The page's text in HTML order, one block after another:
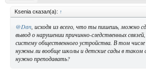
Ksenia сказал(а): ↑
@Dan , исходя из всего, что ты пишешь, можно
вывод о нарушении причинно-следственных
систему общественного устройства. В том
нужны ли вообще школы и детские сады в таком
нужно преподавать?